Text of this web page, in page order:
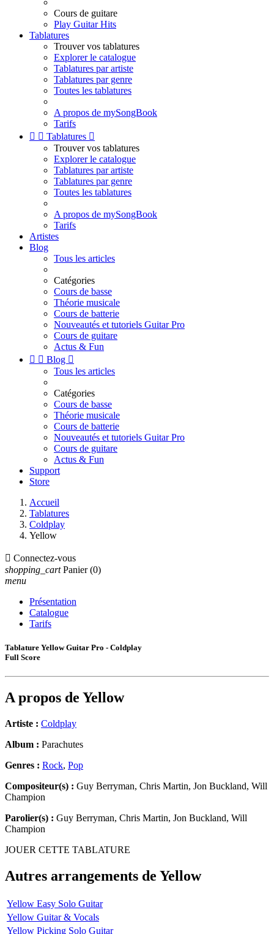
Cours de guitare
Play Guitar Hits
Tablatures
Trouver vos tablatures
Explorer le catalogue
Tablatures par artiste
Tablatures par genre
Toutes les tablatures
A propos de mySongBook
Tarifs
  Tablatures 
Trouver vos tablatures
Explorer le catalogue
Tablatures par artiste
Tablatures par genre
Toutes les tablatures
A propos de mySongBook
Tarifs
Artistes
Blog
Tous les articles
Catégories
Cours de basse
Théorie musicale
Cours de batterie
Nouveautés et tutoriels Guitar Pro
Cours de guitare
Actus & Fun
  Blog 
Tous les articles
Catégories
Cours de basse
Théorie musicale
Cours de batterie
Nouveautés et tutoriels Guitar Pro
Cours de guitare
Actus & Fun
Support
Store
Accueil
Tablatures
Coldplay
Yellow
 Connectez-vous
shopping_cart Panier (0)
menu
Présentation
Catalogue
Tarifs
Tablature Yellow Guitar Pro - Coldplay
Full Score
A propos de Yellow
Artiste : Coldplay
Album : Parachutes
Genres : Rock, Pop
Compositeur(s) : Guy Berryman, Chris Martin, Jon Buckland, Will
Champion
Parolier(s) : Guy Berryman, Chris Martin, Jon Buckland, Will
Champion
JOUER CETTE TABLATURE
Autres arrangements de Yellow
Yellow Easy Solo Guitar
Yellow Guitar & Vocals
Yellow Picking Solo Guitar